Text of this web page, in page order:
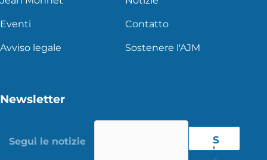
Eventi Contatto
Avviso legale Sostenere l'AJM
Newsletter
S
'